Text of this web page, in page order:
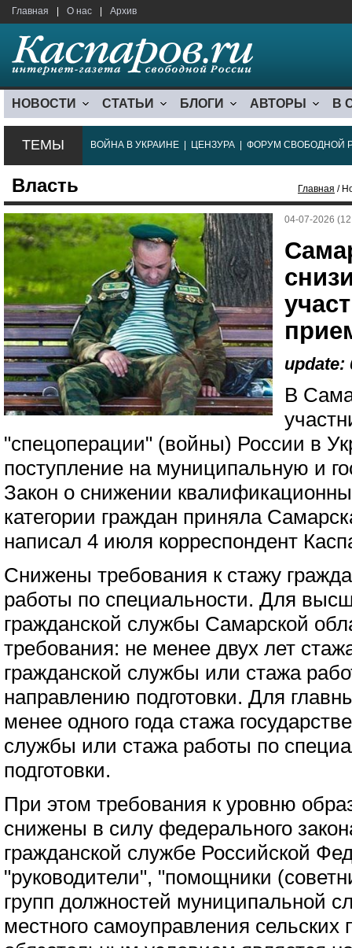
Главная О нас Архив
НОВОСТИ СТАТЬИ БЛОГИ АВТОРЫ В
ТЕМЫ ВОЙНА В УКРАИНЕ ЦЕНЗУРА ФОРУМ СВОБОДНОЙ
Власть Главная /
04-07-2026
update:
В
"спецоперации" (войны) России в
поступление на муниципальную и
Закон о снижении
категории граждан приняла
написал 4 июля корреспондент
Снижены требования к стажу
работы по специальности. Для
гражданской службы Самарской
требования: не менее двух лет
гражданской службы или стажа
направлению подготовки. Для
менее одного года стажа
службы или стажа работы по
подготовки.
При этом требования к уровню
снижены в силу федерального
гражданской службе Российской
"руководители", "помощники
групп должностей муниципальной
местного самоуправления сельских